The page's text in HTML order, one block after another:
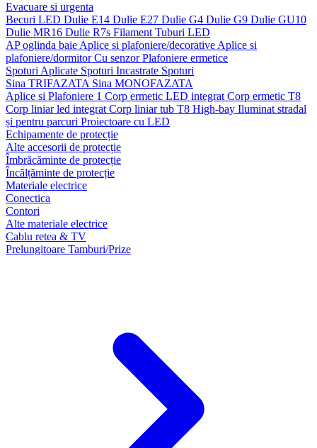
Evacuare si urgenta
Becuri LED Dulie E14 Dulie E27 Dulie G4 Dulie G9 Dulie GU10
Dulie MR16 Dulie R7s Filament Tuburi LED
AP oglinda baie Aplice si plafoniere/decorative Aplice si
plafoniere/dormitorCu senzorPlafoniere ermetice
Spoturi Aplicate Spoturi Incastrate Spoturi
Sina TRIFAZATA Sina MONOFAZATA
Aplice si Plafoniere 1 Corp ermetic LED integrat Corp ermetic T8
Corp liniar led integrat Corp liniar tub T8 High-bay Iluminat stradal
și pentru parcuri Proiectoare cu LED
Echipamente de protecție
Alte accesorii de protecție
Îmbrăcăminte de protecție
Încălțăminte de protecție
Materiale electrice
Conectica
Contori
Alte materiale electrice
Cablu retea & TV
Prelungitoare Tamburi/Prize